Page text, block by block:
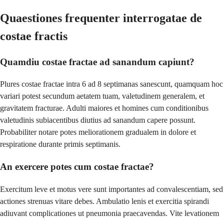
Quaestiones frequenter interrogatae de
costae fractis
Quamdiu costae fractae ad sanandum capiunt?
Plures costae fractae intra 6 ad 8 septimanas sanescunt, quamquam hoc
variari potest secundum aetatem tuam, valetudinem generalem, et
gravitatem fracturae. Adulti maiores et homines cum conditionibus
valetudinis subiacentibus diutius ad sanandum capere possunt.
Probabiliter notare potes meliorationem gradualem in dolore et
respiratione durante primis septimanis.
An exercere potes cum costae fractae?
Exercitum leve et motus vere sunt importantes ad convalescentiam, sed
actiones strenuas vitare debes. Ambulatio lenis et exercitia spirandi
adiuvant complicationes ut pneumonia praecavendas. Vite levationem